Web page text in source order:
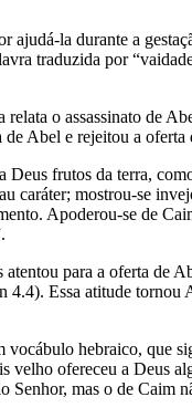
ajudá-la durante a
traduzida por
relata o assassinato de
de Abel e rejeitou a
frutos da terra,
caráter; mostrou-se
Apoderou-se de
atentou para a oferta de
Essa atitude tornou
hebraico, que
velho ofereceu a Deus
Senhor, mas o de Caim